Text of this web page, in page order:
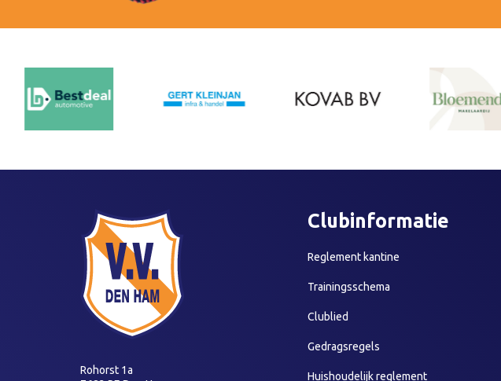
Rohorst 1a
Clubinformatie
Reglement kantine
Trainingsschema
Clublied
Gedragsregels
Huishoudelijk reglement